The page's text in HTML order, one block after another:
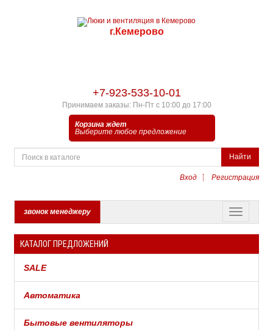
г.Кемерово
+7-923-533-10-01
Принимаем заказы: Пн-Пт с 10:00 до 17:00
Корзина ждет
Выберите любое предложение
Найти
Вход Регистрация
звонок менеджеру
КАТАЛОГ ПРЕДЛОЖЕНИЙ
SALE
Автоматика
Бытовые вентиляторы